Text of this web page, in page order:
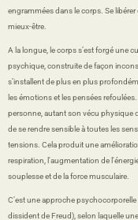
engrammées dans le corps. Se
mieux-être.
A la longue, le corps s’est forgé une
psychique, construite de façon
s’installent de plus en plus
les émotions et les pensées
personne, autant son vécu physique
de se rendre sensible à toutes les
tensions. Cela produit une
respiration, l'augmentation de
souplesse et de la force musculaire.
C’est une approche
dissident de Freud), selon laquelle